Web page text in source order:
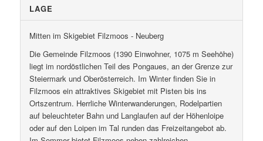
LAGE
Mitten im Skigebiet Filzmoos - Neuberg
Die Gemeinde Filzmoos (1390 Einwohner, 1075 m Seehöhe)
liegt im nordöstlichen Teil des Pongaues, an der Grenze zur
Steiermark und Oberösterreich. Im Winter finden Sie in
Filzmoos ein attraktives Skigebiet mit Pisten bis ins
Ortszentrum. Herrliche Winterwanderungen, Rodelpartien
auf beleuchteter Bahn und Langlaufen auf der Höhenloipe
oder auf den Loipen im Tal runden das Freizeitangebot ab.